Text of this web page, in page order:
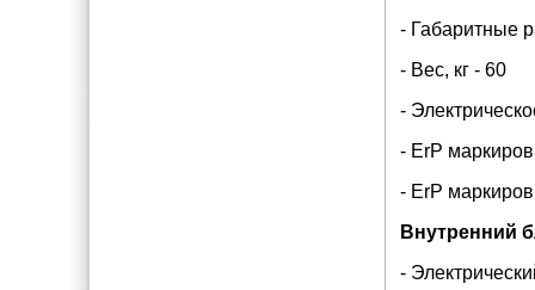
- Габаритные
- Вес, кг - 60
-
- ErP
- ErP
Внутренний
-